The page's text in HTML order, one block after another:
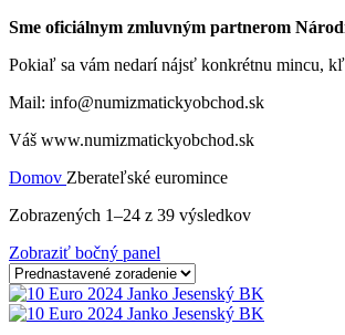
Sme oficiálnym zmluvným partnerom
Pokiaľ sa vám nedarí nájsť konkrétnu mincu,
Mail: info@numizmatickyobchod.sk
Váš www.numizmatickyobchod.sk
Domov Zberateľské euromince
Zobrazených 1–24 z 39 výsledkov
Zobraziť bočný panel